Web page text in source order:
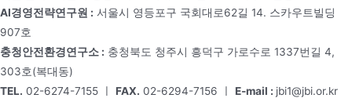
AI경영전략연구원 : 서울시 영등포구 국회대로62길 14. 스카우트빌딩
907호
충청안전환경연구소 : 충청북도 청주시 흥덕구 가로수로 1337번길 4,
303호(복대동)
TEL. 02-6274-7155 ㅣ FAX. 02-6294-7156 ㅣ E-mail : jbi1@jbi.or.kr